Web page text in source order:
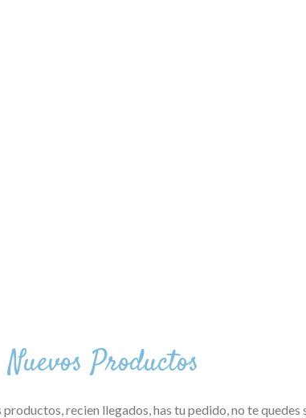
Nuevos Productos
recien llegados, has tu pedido, no te quedes